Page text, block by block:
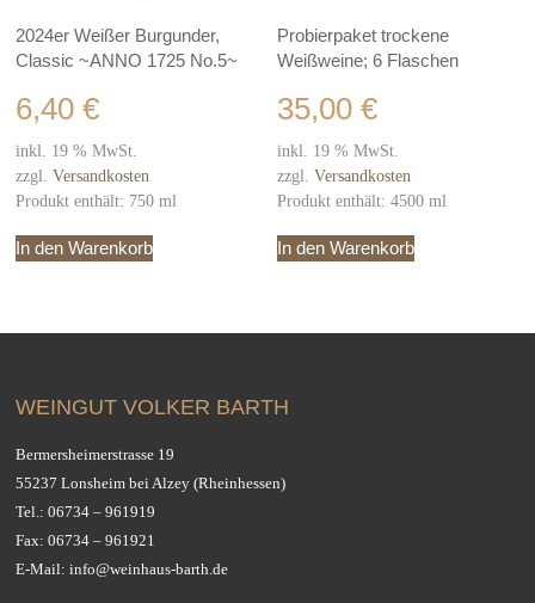
2024er Weißer Burgunder,
Classic ~ANNO 1725 No.5~
6,40€
inkl. 19 % MwSt.
zzgl.Versandkosten
Produkt enthält: 750ml
In den Warenkorb
Probierpaket trockene
Weißweine; 6 Flaschen
35,00€
inkl. 19 % MwSt.
zzgl.Versandkosten
Produkt enthält: 4500ml
In den Warenkorb
WEINGUT VOLKER BARTH
Bermersheimerstrasse 19
55237 Lonsheim bei Alzey (Rheinhessen)
Tel.:06734 – 961919
Fax: 06734 – 961921
E-Mail:info@weinhaus-barth.de